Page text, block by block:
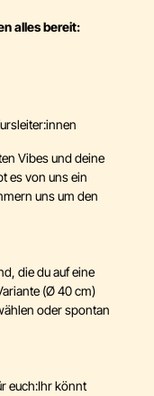
alles bereit:
Vibes und deine
es von uns ein
uns um den
die du auf eine
(Ø 40 cm)
oder spontan
euch:Ihr könnt